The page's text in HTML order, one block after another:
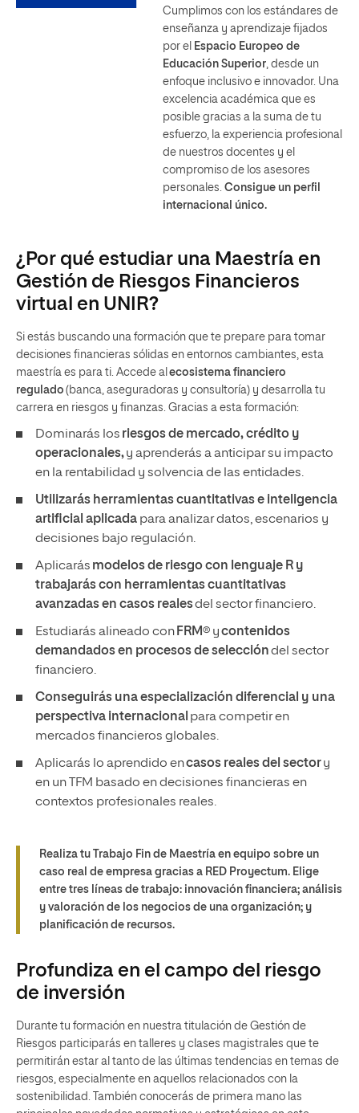
Cumplimos con los estándares de
enseñanza y aprendizaje fijados
por el Espacio Europeo de
Educación Superior, desde un
enfoque inclusivo e innovador. Una
excelencia académica que es
posible gracias a la suma de tu
esfuerzo, la experiencia profesional
de nuestros docentes y el
compromiso de los asesores
personales.Consigue un perfil
internacional único.
¿Por qué estudiar una Maestría en
Gestión de Riesgos Financieros
virtual en UNIR?
Si estás buscando una formación que te prepare para tomar
decisiones financieras sólidas en entornos cambiantes, esta
maestría es para ti. Accede al ecosistema financiero
regulado (banca, aseguradoras y consultoría) y desarrolla tu
carrera en riesgos y finanzas. Gracias a esta formación:
Dominarás los riesgos de mercado, crédito y
operacionales,y aprenderás a anticipar su impacto
en la rentabilidad y solvencia de las entidades.
Utilizarás herramientas cuantitativas e inteligencia
artificial aplicada para analizar datos, escenarios y
decisiones bajo regulación.
Aplicarás modelos de riesgo con lenguaje R y
trabajarás con herramientas cuantitativas
avanzadas en casos realesdel sector financiero.
Estudiarás alineado con FRM® ycontenidos
demandados en procesos de seleccióndel sector
financiero.
Conseguirás una especialización diferencial y una
perspectiva internacional para competir en
mercados financieros globales.
Aplicarás lo aprendido encasos reales del sectory
en un TFM basado en decisiones financieras en
contextos profesionales reales.
Realiza tu Trabajo Fin de Maestría en equipo sobre un
caso real de empresa gracias a RED Proyectum. Elige
entre tres líneas de trabajo: innovación financiera; análisis
y valoración de los negocios de una organización; y
planificación de recursos.
Profundiza en el campo del riesgo
de inversión
Durante tu formación en nuestra titulación de Gestión de
Riesgos participarás en talleres y clases magistrales que te
permitirán estar al tanto de las últimas tendencias en temas de
riesgos, especialmente en aquellos relacionados con la
sostenibilidad. También conocerás de primera mano las